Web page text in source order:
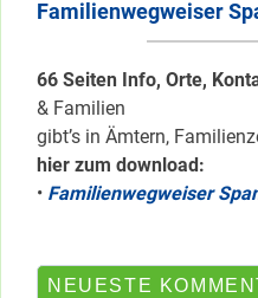
Familienwegweiser
66 Seiten Info, Orte,
& Familien
gibt’s in Ämtern,
hier zum download:
• Familienwegweiser
NEUESTE